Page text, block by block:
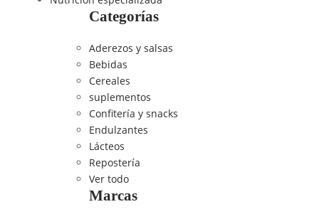
Categorías
Aderezos y salsas
Bebidas
Cereales
suplementos
Confitería y snacks
Endulzantes
Lácteos
Repostería
Ver todo
Marcas